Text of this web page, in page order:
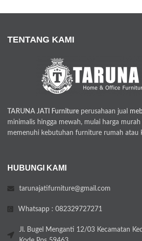
TENTANG KAMI
TARUNA JATI Furniture perusahaan jual
minimalis hingga mewah, mulai harga
memenuhi kebutuhan furniture rumah atau
HUBUNGI KAMI
tarunajatifurniture@gmail.com
Whatsapp : 082329727271
Jl. Bugel Menganti 12/03 Kecamatan